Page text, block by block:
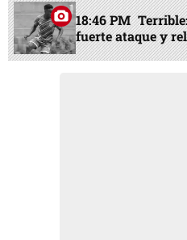
18:46 PM
fuerte ataque y